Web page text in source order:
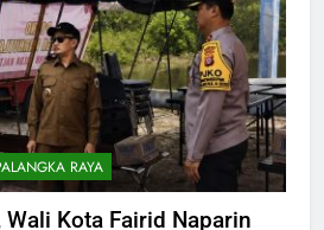
RAYA
Kota Fairid Naparin